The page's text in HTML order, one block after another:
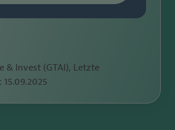
& Invest (GTAI), Letzte
15.09.2025